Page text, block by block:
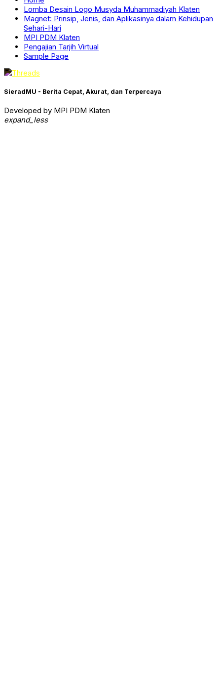
Lomba Desain Logo Musyda Muhammadiyah Klaten
Magnet: Prinsip, Jenis, dan Aplikasinya dalam Kehidupan
Sehari-Hari
MPI PDM Klaten
Pengajian Tarjih Virtual
Sample Page
SieradMU - Berita Cepat, Akurat, dan Terpercaya
Developed by MPI PDM Klaten
expand_less